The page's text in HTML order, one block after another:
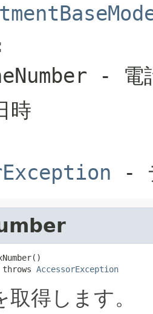
- 電
時
-
throws
AccessorException
得します。